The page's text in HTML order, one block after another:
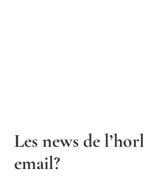
Les news de
email?